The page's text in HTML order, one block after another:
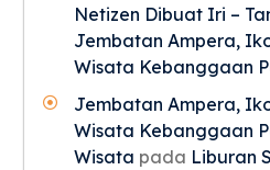
Netizen Dibuat Iri –
Jembatan Ampera,
Wisata Kebanggaan
Jembatan Ampera,
Wisata Kebanggaan
Wisata pada Liburan